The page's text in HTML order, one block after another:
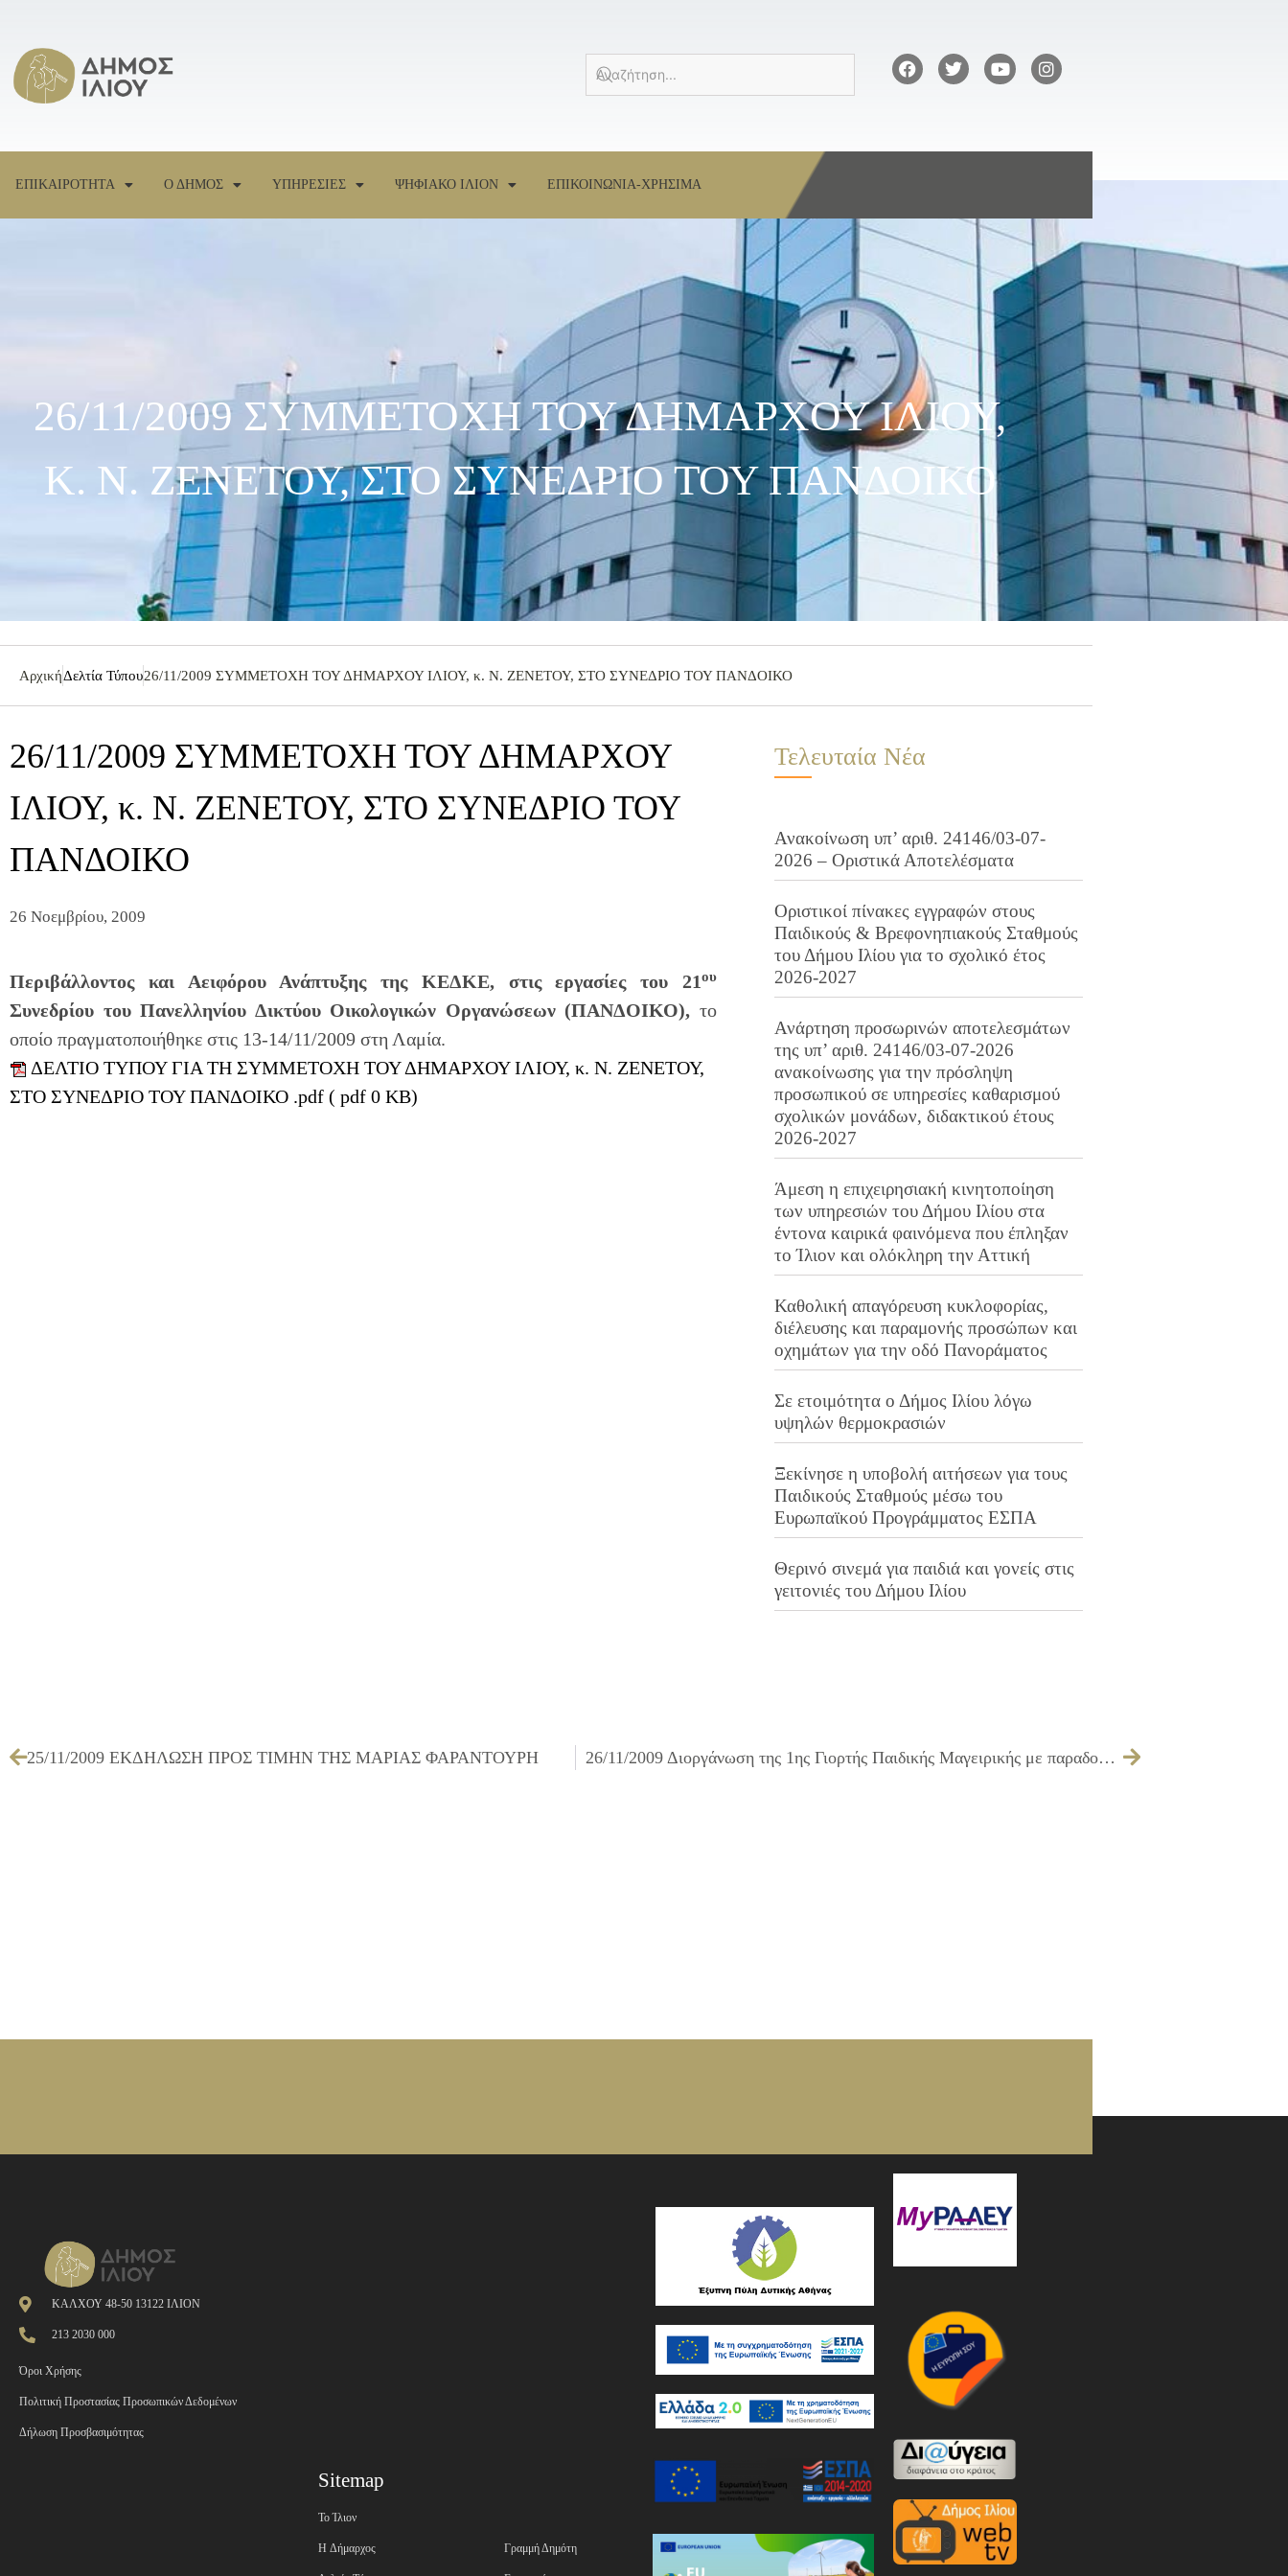
ΕΠΙΚΑΙΡΟΤΗΤΑ Ο ΔΗΜΟΣ ΥΠΗΡΕΣΙΕΣ ΨΗΦΙΑΚΟ ΙΛΙΟΝ ΕΠΙΚΟΙΝΩΝΙΑ-ΧΡΗΣΙΜΑ
26/11/2009 ΣΥΜΜΕΤΟΧΗ ΤΟΥ ΔΗΜΑΡΧΟΥ ΙΛΙΟΥ,
Κ. Ν. ΖΕΝΕΤΟΥ, ΣΤΟ ΣΥΝΕΔΡΙΟ ΤΟΥ ΠΑΝΔΟΙΚΟ
ΑρχικήΔελτία Τύπου26/11/2009 ΣΥΜΜΕΤΟΧΗ ΤΟΥ ΔΗΜΑΡΧΟΥ ΙΛΙΟΥ, κ. Ν. ΖΕΝΕΤΟΥ, ΣΤΟ ΣΥΝΕΔΡΙΟ ΤΟΥ ΠΑΝΔΟΙΚΟ
26/11/2009 ΣΥΜΜΕΤΟΧΗ ΤΟΥ ΔΗΜΑΡΧΟΥ
ΙΛΙΟΥ, κ. Ν. ΖΕΝΕΤΟΥ, ΣΤΟ ΣΥΝΕΔΡΙΟ ΤΟΥ
ΠΑΝΔΟΙΚΟ
26 Νοεμβρίου, 2009
Περιβάλλοντος και Αειφόρου Ανάπτυξης της ΚΕΔΚΕ, στις εργασίες του 21ου
Συνεδρίου του Πανελληνίου Δικτύου Οικολογικών Οργανώσεων (ΠΑΝΔΟΙΚΟ), το
οποίο πραγματοποιήθηκε στις 13-14/11/2009 στη Λαμία.
ΔΕΛΤΙΟ ΤΥΠΟΥ ΓΙΑ ΤΗ ΣΥΜΜΕΤΟΧΗ ΤΟΥ ΔΗΜΑΡΧΟΥ ΙΛΙΟΥ, κ. Ν. ΖΕΝΕΤΟΥ,
ΣΤΟ ΣΥΝΕΔΡΙΟ ΤΟΥ ΠΑΝΔΟΙΚΟ .pdf ( pdf 0 KB)
Τελευταία Νέα
Ανακοίνωση υπ’ αριθ. 24146/03-07-
2026 – Οριστικά Αποτελέσματα
Οριστικοί πίνακες εγγραφών στους
Παιδικούς & Βρεφονηπιακούς Σταθμούς
του Δήμου Ιλίου για το σχολικό έτος
2026-2027
Ανάρτηση προσωρινών αποτελεσμάτων
της υπ’ αριθ. 24146/03-07-2026
ανακοίνωσης για την πρόσληψη
προσωπικού σε υπηρεσίες καθαρισμού
σχολικών μονάδων, διδακτικού έτους
2026-2027
Άμεση η επιχειρησιακή κινητοποίηση
των υπηρεσιών του Δήμου Ιλίου στα
έντονα καιρικά φαινόμενα που έπληξαν
το Ίλιον και ολόκληρη την Αττική
Καθολική απαγόρευση κυκλοφορίας,
διέλευσης και παραμονής προσώπων και
οχημάτων για την οδό Πανοράματος
Σε ετοιμότητα ο Δήμος Ιλίου λόγω
υψηλών θερμοκρασιών
Ξεκίνησε η υποβολή αιτήσεων για τους
Παιδικούς Σταθμούς μέσω του
Ευρωπαϊκού Προγράμματος ΕΣΠΑ
Θερινό σινεμά για παιδιά και γονείς στις
γειτονιές του Δήμου Ιλίου
25/11/2009 ΕΚΔΗΛΩΣΗ ΠΡΟΣ ΤΙΜΗΝ ΤΗΣ ΜΑΡΙΑΣ ΦΑΡΑΝΤΟΥΡΗ 26/11/2009 Διοργάνωση της 1ης Γιορτής Παιδικής Μαγειρικής με παραδοσιακά εδέσματα από το Δήμο Ιλίου
ΚΑΛΧΟΥ 48-50 13122 ΙΛΙΟΝ
213 2030 000
Όροι Χρήσης
Πολιτική Προστασίας Προσωπικών Δεδομένων
Δήλωση Προσβασιμότητας
Sitemap
Το Ίλιον
H Δήμαρχος Γραμμή Δημότη